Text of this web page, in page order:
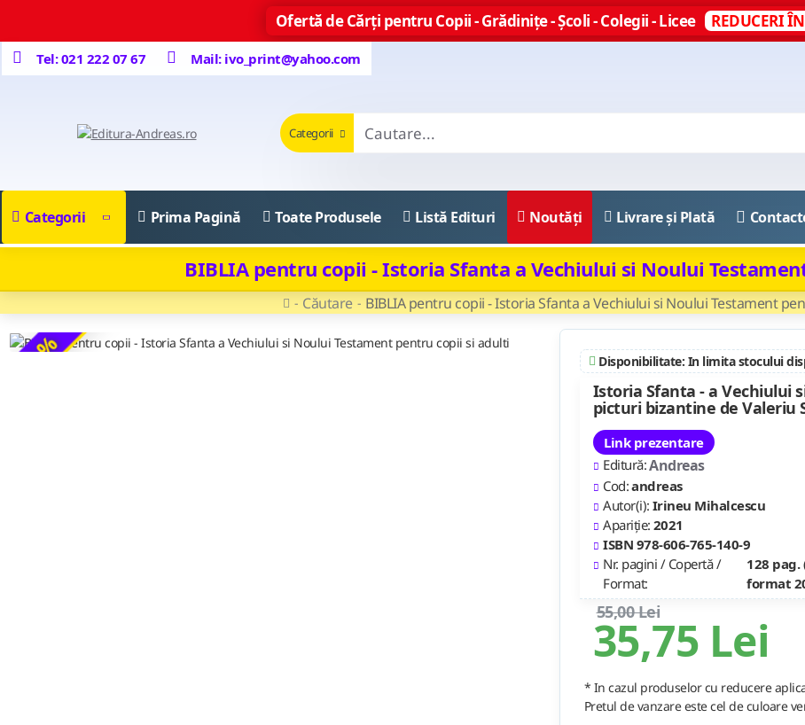
Ofertă de Cărți pentru Copii - Grădinițe - Școli - Colegii - Licee REDUCERI
Tel: 021 222 07 67 Mail: ivo_print@yahoo.com
Categorii
Categorii Prima Pagină Toate Produsele Listă Edituri Noutăți Livrare și Plată
Căutare BIBLIA pentru copii - Istoria Sfanta a Vechiului si Noului Testament
BIBLIA pentru copii - Istoria Sfanta a Vechiului si Noului
-35 % Disponibilitate: In limita stocului
35,75 Lei
55,00 Lei
Istoria Sfanta - a Vechiului
picturi bizantine de Valeriu
Link prezentare
Editură:Andreas
Cod:andreas
Autor(i): Irineu Mihalcescu
Apariție: 2021
ISBN 978-606-765-140-9
Nr. pagini / Copertă /
Format:
128
format
* In cazul produselor cu reducere
Pretul de vanzare este cel de culoare